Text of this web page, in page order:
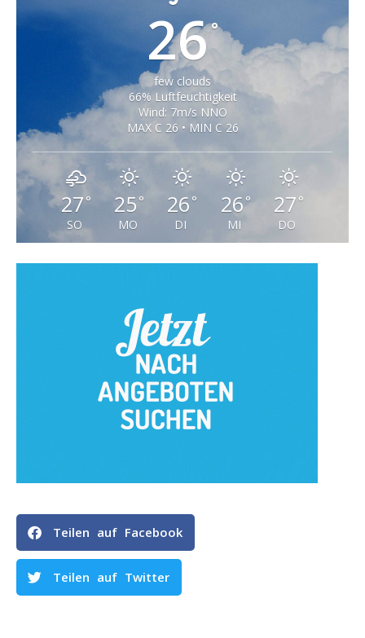
26°
few clouds
66% Luftfeuchtigkeit
Wind: 7m/s NNO
MAX C 26 • MIN C 26
27°
SO
25 °
MO
26 °
DI
26°
MI
27 °
DO
Teilen auf Facebook
Teilen auf Twitter